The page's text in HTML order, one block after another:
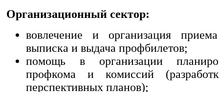
Организационный сектор:
вовлечение и организация
выписка и выдача профбилетов;
помощь в организации
профкома и комиссий
перспективных планов);